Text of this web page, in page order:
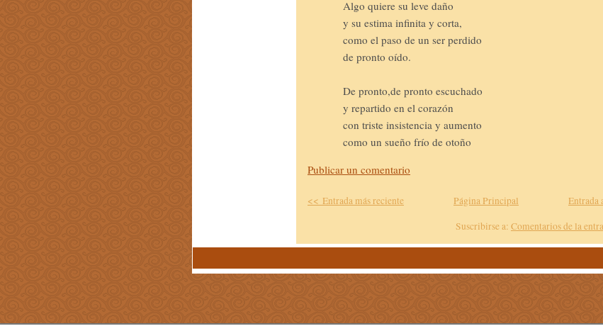
Algo quiere su leve daño
y su estima infinita y corta,
como el paso de un ser perdido
de pronto oído.
De pronto,de pronto escuchado
y repartido en el corazón
con triste insistencia y aumento
como un sueño frío de otoño
Publicar un comentario
<< Entrada más reciente Entrada
Página Principal
Suscribirse a: Comentarios de la